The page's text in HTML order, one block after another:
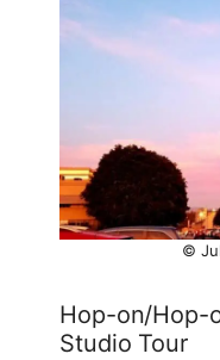
©
Hop-on/Hop-
Studio Tour